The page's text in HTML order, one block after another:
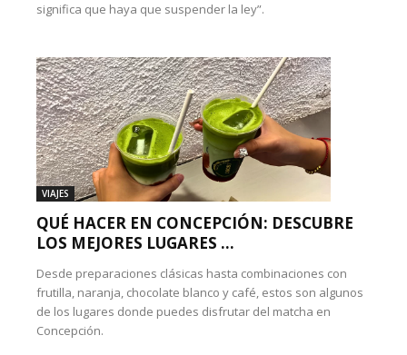
significa que haya que suspender la ley”.
VIAJES
QUÉ HACER EN CONCEPCIÓN: DESCUBRE
LOS MEJORES LUGARES ...
Desde preparaciones clásicas hasta combinaciones con
frutilla, naranja, chocolate blanco y café, estos son algunos
de los lugares donde puedes disfrutar del matcha en
Concepción.